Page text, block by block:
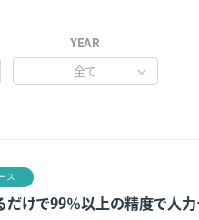
YEAR
全て
ス
だけで99％以上の精度で人